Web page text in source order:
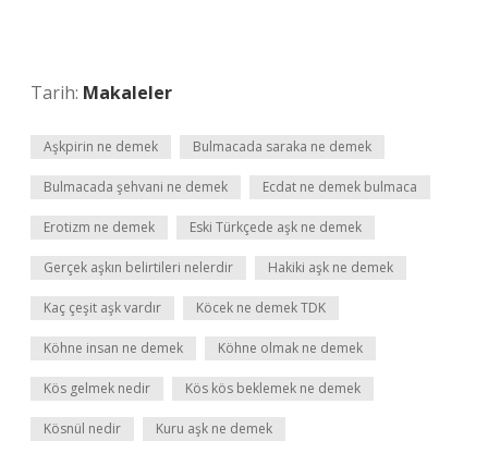
Tarih: Makaleler
Aşkpirin ne demek Bulmacada saraka ne demek
Bulmacada şehvani ne demek Ecdat ne demek bulmaca
Erotizm ne demek Eski Türkçede aşk ne demek
Gerçek aşkın belirtileri nelerdir Hakiki aşk ne demek
Kaç çeşit aşk vardır Köcek ne demek TDK
Köhne insan ne demek Köhne olmak ne demek
Kös gelmek nedir Kös kös beklemek ne demek
Kösnül nedir Kuru aşk ne demek